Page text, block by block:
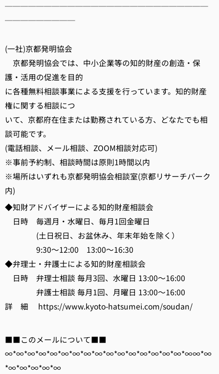
──────────────────────────
─────────
(一社)京都発明協会
京都発明協会では、中小企業等の知的財産の創造・保
護・活用の促進を目的
に各種無料相談事業による支援を行っています。知的財産
権に関する相談につ
いて、京都府在住または勤務されている方、どなたでも相
談可能です。
(電話相談、メール相談、ZOOM相談対応可)
※事前予約制、相談時間は原則1時間以内
※場所はいずれも京都発明協会相談室(京都リサーチパーク
内)
◆知財アドバイザーによる知的財産相談会
日時 毎週月・水曜日、毎月1回金曜日
(土日祝日、お盆休み、年末年始を除く）
9:30～12:00 13:00～16:30
◆弁理士・弁護士による知的財産相談会
日時 弁理士相談 毎月3回、水曜日 13:00～16:00
弁護士相談 毎月1回、月曜日 13:00～16:00
詳 細 https://www.kyoto-hatsumei.com/soudan/
■■このメールについて■■
∞*∞*∞*∞*∞*∞*∞*∞*∞*∞*∞*∞*∞*∞*∞*∞*∞∞*∞
*∞*∞*∞*∞*∞